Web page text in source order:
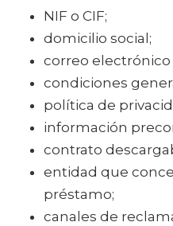
NIF o CIF;
domicilio social;
correo
condiciones
política de
información
contrato
entidad que
préstamo;
canales de